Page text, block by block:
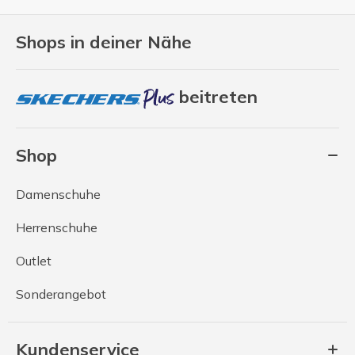
Shops in deiner Nähe
beitreten
Shop
Damenschuhe
Herrenschuhe
Outlet
Sonderangebot
Kundenservice